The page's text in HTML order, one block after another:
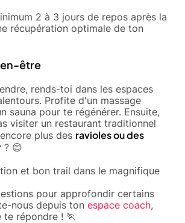
2 à 3 jours de repos après la
récupération optimale de ton
être
rends-toi dans les espaces
Profite d'un massage
sauna pour te régénérer. Ensuite,
visiter un restaurant traditionnel
plus des ravioles ou des
? 😊
et bon trail dans le magnifique
pour approfondir certains
nous depuis ton espace coach,
répondre ! 🏃